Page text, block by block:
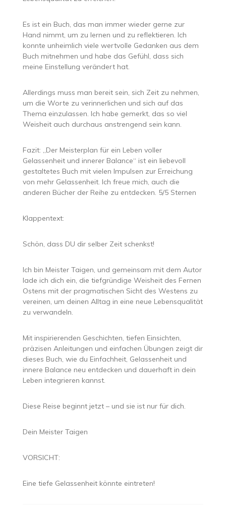
Es ist ein Buch, das man immer wieder gerne zur
Hand nimmt, um zu lernen und zu reflektieren. Ich
konnte unheimlich viele wertvolle Gedanken aus dem
Buch mitnehmen und habe das Gefühl, dass sich
meine Einstellung verändert hat.
Allerdings muss man bereit sein, sich Zeit zu nehmen,
um die Worte zu verinnerlichen und sich auf das
Thema einzulassen. Ich habe gemerkt, das so viel
Weisheit auch durchaus anstrengend sein kann.
Fazit: „Der Meisterplan für ein Leben voller
Gelassenheit und innerer Balance“ ist ein liebevoll
gestaltetes Buch mit vielen Impulsen zur Erreichung
von mehr Gelassenheit. Ich freue mich, auch die
anderen Bücher der Reihe zu entdecken. 5/5 Sternen
Klappentext:
Schön, dass DU dir selber Zeit schenkst!
Ich bin Meister Taigen, und gemeinsam mit dem Autor
lade ich dich ein, die tiefgründige Weisheit des Fernen
Ostens mit der pragmatischen Sicht des Westens zu
vereinen, um deinen Alltag in eine neue Lebensqualität
zu verwandeln.
Mit inspirierenden Geschichten, tiefen Einsichten,
präzisen Anleitungen und einfachen Übungen zeigt dir
dieses Buch, wie du Einfachheit, Gelassenheit und
innere Balance neu entdecken und dauerhaft in dein
Leben integrieren kannst.
Diese Reise beginnt jetzt – und sie ist nur für dich.
Dein Meister Taigen
VORSICHT:
Eine tiefe Gelassenheit könnte eintreten!